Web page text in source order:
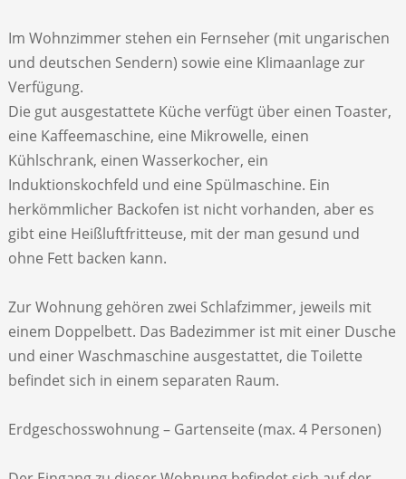
Im Wohnzimmer stehen ein Fernseher (mit ungarischen
und deutschen Sendern) sowie eine Klimaanlage zur
Verfügung.
Die gut ausgestattete Küche verfügt über einen Toaster,
eine Kaffeemaschine, eine Mikrowelle, einen
Kühlschrank, einen Wasserkocher, ein
Induktionskochfeld und eine Spülmaschine. Ein
herkömmlicher Backofen ist nicht vorhanden, aber es
gibt eine Heißluftfritteuse, mit der man gesund und
ohne Fett backen kann.
Zur Wohnung gehören zwei Schlafzimmer, jeweils mit
einem Doppelbett. Das Badezimmer ist mit einer Dusche
und einer Waschmaschine ausgestattet, die Toilette
befindet sich in einem separaten Raum.
Erdgeschosswohnung – Gartenseite (max. 4 Personen)